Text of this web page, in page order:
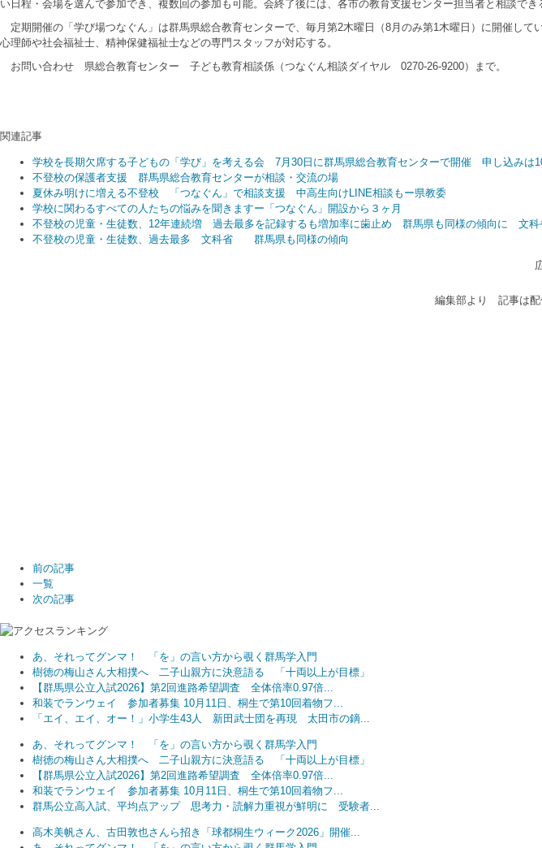
い日程・会場を選んで参加でき、複数回の参加も可能。会終了後には、各市の教育支援センター担当者と相談でき
定期開催の「学び場つなぐん」は群馬県総合教育センターで、毎月第2木曜日（8月のみ第1木曜日）に開催し
心理師や社会福祉士、精神保健福祉士などの専門スタッフが対応する。
お問い合わせ 県総合教育センター 子ども教育相談係（つなぐん相談ダイヤル 0270-26-9200）まで。
関連記事
学校を長期欠席する子どもの「学び」を考える会 7月30日に群馬県総合教育センターで開催 申し込みは
不登校の保護者支援 群馬県総合教育センターが相談・交流の場
夏休み明けに増える不登校 「つなぐん」で相談支援 中高生向けLINE相談もー県教委
学校に関わるすべての人たちの悩みを聞きますー「つなぐん」開設から３ヶ月
不登校の児童・生徒数、12年連続増 過去最多を記録するも増加率に歯止め 群馬県も同様の傾向に 文科
不登校の児童・生徒数、過去最多 文科省 群馬県も同様の傾向
編集部より 記事は配
前の記事
一覧
次の記事
あ、それってグンマ！ 「を」の言い方から覗く群馬学入門
樹徳の梅山さん大相撲へ 二子山親方に決意語る 「十両以上が目標」
【群馬県公立入試2026】第2回進路希望調査 全体倍率0.97倍...
和装でランウェイ 参加者募集 10月11日、桐生で第10回着物フ...
「エイ、エイ、オー！」小学生43人 新田武士団を再現 太田市の鏑...
あ、それってグンマ！ 「を」の言い方から覗く群馬学入門
樹徳の梅山さん大相撲へ 二子山親方に決意語る 「十両以上が目標」
【群馬県公立入試2026】第2回進路希望調査 全体倍率0.97倍...
和装でランウェイ 参加者募集 10月11日、桐生で第10回着物フ...
群馬公立高入試、平均点アップ 思考力・読解力重視が鮮明に 受験者...
高木美帆さん、古田敦也さんら招き「球都桐生ウィーク2026」開催...